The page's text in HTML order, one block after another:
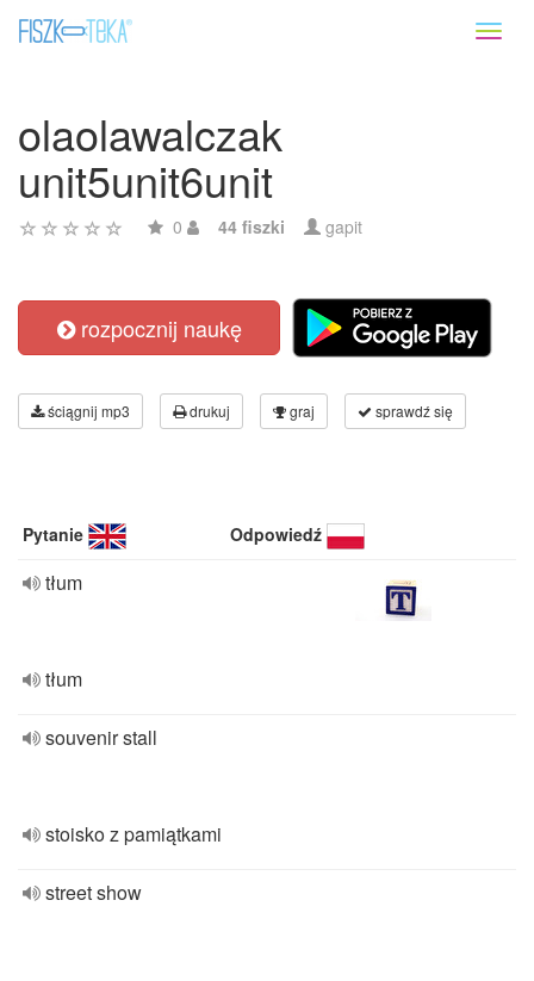
olaolawalczak
unit5unit6unit
0 44 fiszki gapit
rozpocznij naukę
ściągnij mp3 drukuj graj sprawdź się
Pytanie Odpowiedź
tłum
tłum
souvenir stall
stoisko z pamiątkami
street show